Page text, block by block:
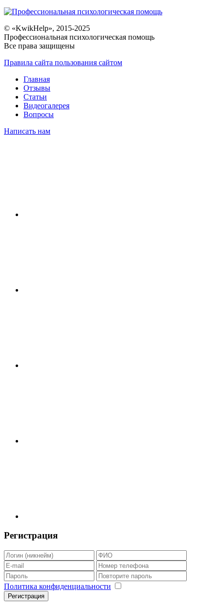
© «KwikHelp», 2015-2025
Профессиональная психологическая помощь
Все права защищены
Правила сайта пользования сайтом
Главная
Отзывы
Статьи
Видеогалерея
Вопросы
Написать нам
Регистрация
Политика конфиденциальности
Регистрация